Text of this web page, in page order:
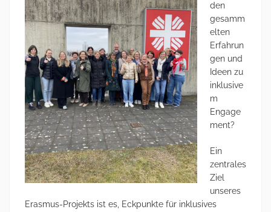
den
gesamm
elten
Erfahrun
gen und
Ideen zu
inklusive
m
Engage
ment?
Ein
zentrales
Ziel
unseres
Erasmus-Projekts ist es, Eckpunkte für inklusives